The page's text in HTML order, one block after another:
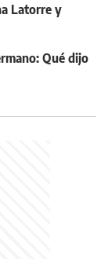
Latorre y
Qué dijo